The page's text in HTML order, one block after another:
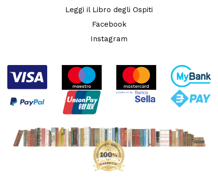
Leggi il Libro degli Ospiti
Facebook
Instagram